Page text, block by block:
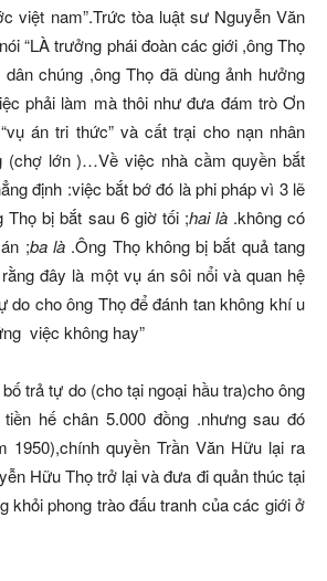
việt nam”.Trức tòa luật sư Nguyễn Văn
“LÀ trưởng phái đoàn các giới ,ông Thọ
chúng ,ông Thọ đã dùng ảnh hưởng
phải làm mà thôi như đưa đám trò Ơn
án tri thức” và cất trại cho nạn nhân
(chợ lớn )…Về việc nhà cầm quyền bắt
định :việc bắt bớ đó là phi pháp vì 3 lẽ
Thọ bị bắt sau 6 giờ tối ;hai là.không có
;ba là .Ông Thọ không bị bắt quả tang
đây là một vụ án sôi nổi và quan hệ
do cho ông Thọ để đánh tan không khí u
việc không hay”
trả tự do (cho tại ngoại hầu tra)cho ông
hế chân 5.000 đồng .nhưng sau đó
1950),chính quyền Trần Văn Hữu lại ra
Hữu Thọ trở lại và đưa đi quản thúc tại
khỏi phong trào đấu tranh của các giới ở